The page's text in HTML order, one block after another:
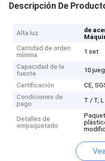
Descripción De
Alta luz de
Cantidad de orden
mínima
1 set
Capacidad de la
fuente
10
Certificación
CE,
Condiciones de
pago
T / T,
Detalles de
empaquetado